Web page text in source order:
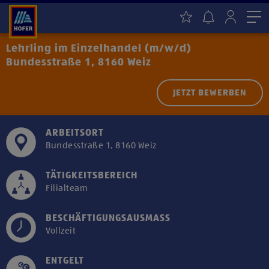
Lehrling im Einzelhandel (m/w/d)
Bundesstraße 1, 8160 Weiz
JETZT BEWERBEN
ARBEITSORT
Bundesstraße 1, 8160 Weiz
TÄTIGKEITSBEREICH
Filialteam
BESCHÄFTIGUNGSAUSMASS
Vollzeit
ENTGELT